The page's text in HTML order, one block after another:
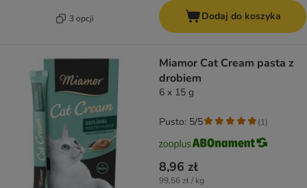
3 opcji Dodaj do koszyka
Miamor Cat Cream pasta z
drobiem
6 x 15 g
8,96 zł
99,56 zł / kg
Pusto: 5/5 (1)